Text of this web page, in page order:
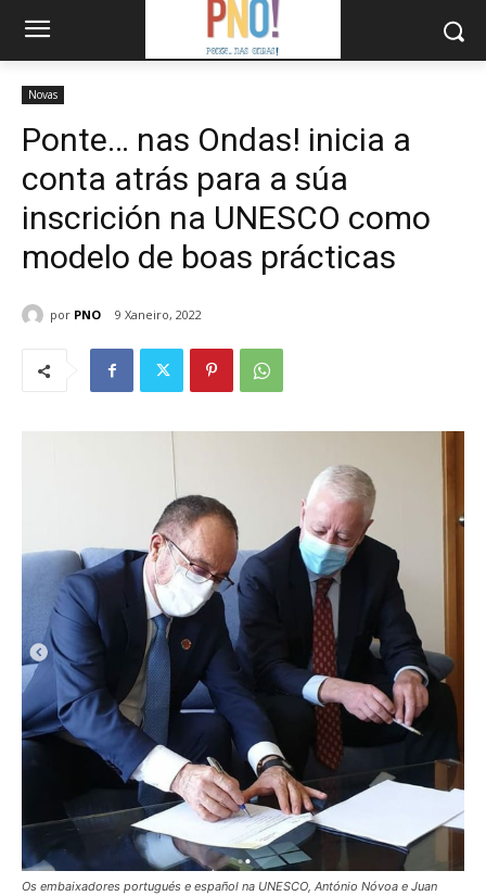
Novas
Ponte… nas Ondas! inicia a
conta atrás para a súa
inscrición na UNESCO como
modelo de boas prácticas
por PNO 9 Xaneiro, 2022
Os embaixadores portugués e español na UNESCO, António Nóvoa e Juan